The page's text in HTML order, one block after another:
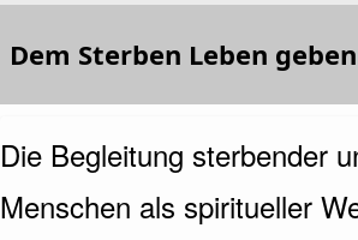
Dem Sterben Leben geben
Die Begleitung sterbender
Menschen als spiritueller